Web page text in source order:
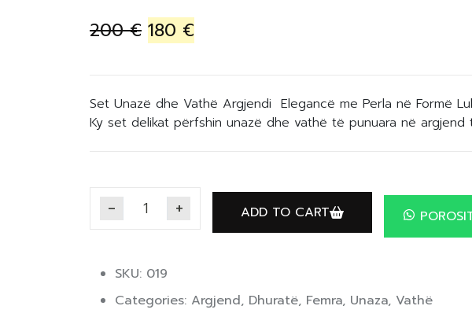
200€ 180 €
Set Unazë dhe Vathë Argjendi Elegancë me Perla në Formë
Ky set delikat përfshin unazë dhe vathë të punuara në
ADD TO CART
SKU: 019
Categories: Argjend, Dhuratë, Femra, Unaza, Vathë